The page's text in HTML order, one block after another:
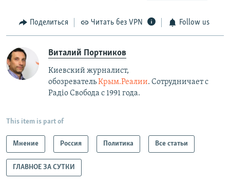
Поделиться Читать без VPN Follow us
Виталий Портников
Киевский журналист,
обозревательКрым.Реалии. Сотрудничает с
Радiо Свобода с 1991 года.
This item is part of
Мнение Россия Политика Все статьи
ГЛАВНОЕ ЗА СУТКИ